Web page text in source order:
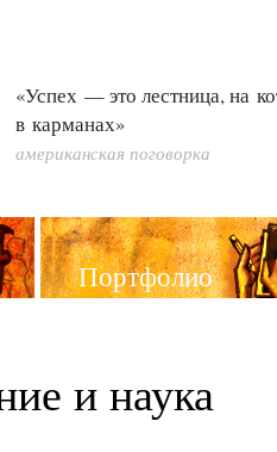
«Успех — это лестница, на
в карманах»
американская поговорка
Портфолио
и наука